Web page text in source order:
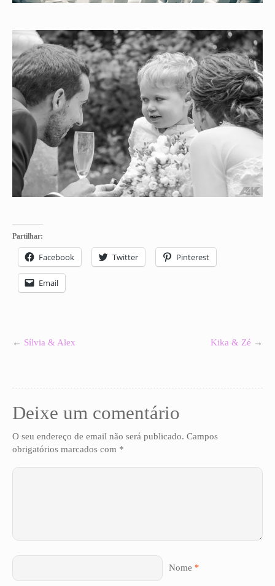
Partilhar:
Facebook Twitter Pinterest
Email
Kika & Zé →
← Sílvia & Alex
Deixe um comentário
O seu endereço de email não será publicado. Campos
obrigatórios marcados com *
Nome *